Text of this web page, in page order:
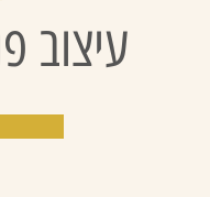
עיצוב